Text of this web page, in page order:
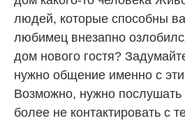
людей, которые способны
любимец внезапно
дом нового гостя?
нужно общение именно с
Возможно, нужно послушать
более не контактировать с